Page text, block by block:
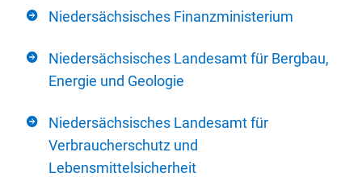
Niedersächsisches Finanzministerium
Niedersächsisches Landesamt für Bergbau,
Energie und Geologie
Niedersächsisches Landesamt für
Verbraucherschutz und
Lebensmittelsicherheit